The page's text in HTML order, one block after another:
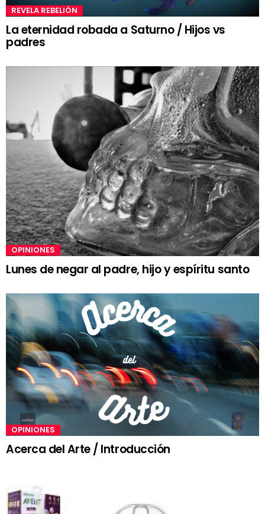
REVELA REBELIÓN
La eternidad robada a Saturno / Hijos vs
padres
OPINIONES
Lunes de negar al padre, hijo y espíritu santo
OPINIONES
Acerca del Arte / Introducción